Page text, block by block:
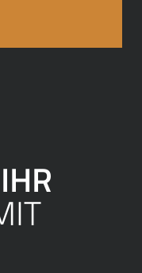
IHR